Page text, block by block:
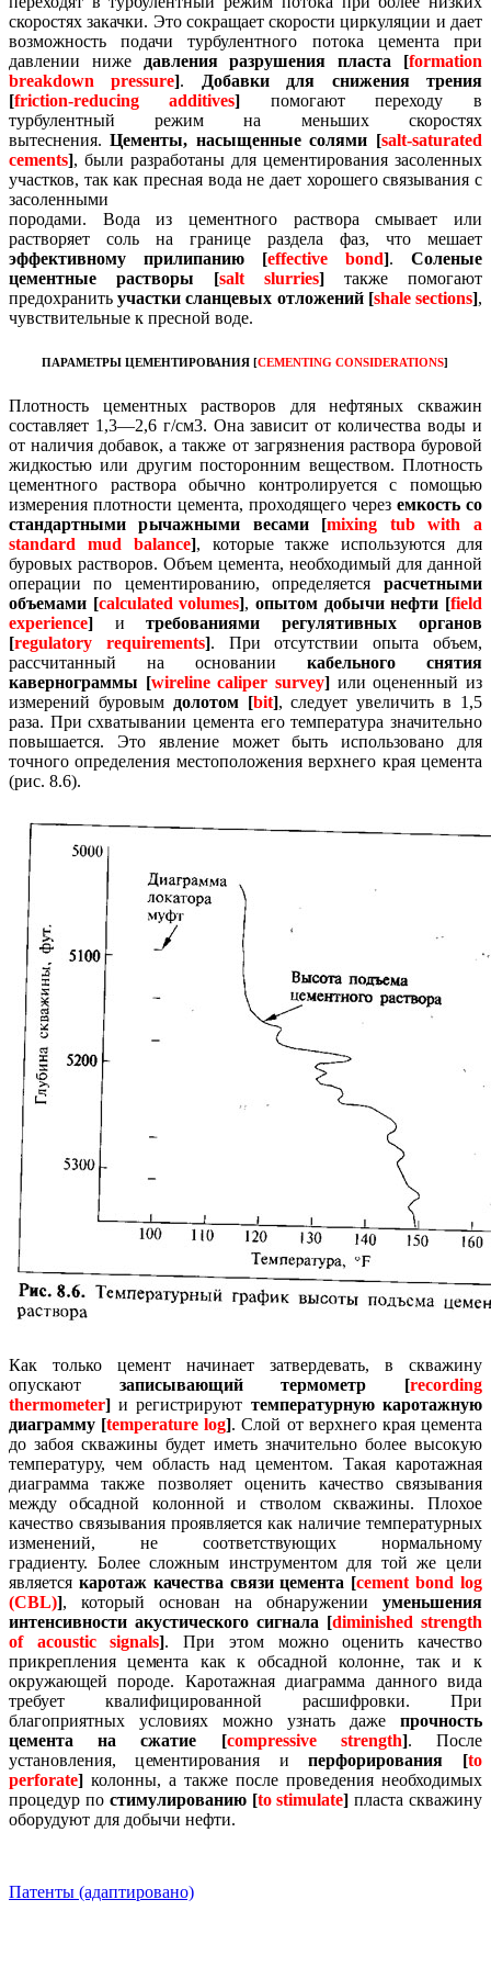
скоростях закачки. Это сокращает скорости циркуляции и дает
возможность подачи турбулентного потока цемента при
давлении ниже давления разрушения пласта [formation
breakdown pressure].
Добавки для снижения трения
[friction-reducing additives] помогают переходу в
турбулентный режим на меньших скоростях
вытеснения.Цементы, насыщенные солями [salt-saturated
cements], были разработаны для цементирования засоленных
участков, так как пресная вода не дает хорошего связывания с
засоленными
породами. Вода из цементного раствора смывает или
растворяет соль на границе раздела фаз, что мешает
эффективному прилипанию [effective bond]. Соленые
цементные растворы [salt slurries] также помогают
предохранитьучастки сланцевых отложений [shale sections],
чувствительные к пресной воде.
ПАРАМЕТРЫ ЦЕМЕНТИРОВАНИЯ [CEMENTING CONSIDERATIONS]
Плотность цементных растворов для нефтяных скважин
составляет 1,3—2,6 г/см3. Она зависит от количества воды и
от наличия добавок, а также от загрязнения раствора буровой
жидкостью или другим посторонним веществом. Плотность
цементного раствора обычно контролируется с помощью
измерения плотности цемента, проходящего через емкость со
стандартными рычажными весами [mixing tub with a
standard mud balance], которые также используются для
буровых растворов. Объем цемента, необходимый для данной
операции по цементированию, определяется расчетными
объемами [calculated volumes],опытом добычи нефти [field
experience] итребованиями регулятивных органов
[regulatory requirements]. При отсутствии опыта объем,
рассчитанный на основании кабельного снятия
кавернограммы [wireline caliper survey] или оцененный из
измерений буровым долотом [bit], следует увеличить в 1,5
раза. При схватывании цемента его температура значительно
повышается. Это явление может быть использовано для
точного определения местоположения верхнего края цемента
(рис. 8.6).
Как только цемент начинает затвердевать, в скважину
опускают записывающий термометр [recording
thermometer] и регистрируют температурную каротажную
диаграмму [temperature log].Слой от верхнего края цемента
до забоя скважины будет иметь значительно более высокую
температуру, чем область над цементом. Такая каротажная
диаграмма также позволяет оценить качество связывания
между обсадной колонной и стволом скважины. Плохое
качество связывания проявляется как наличие температурных
изменений, не соответствующих нормальному
градиенту. Более сложным инструментом для той же цели
является каротаж качества связи цемента [cement bond log
(CBL)], который основан на обнаружении уменьшения
интенсивности акустического сигнала [diminished strength
of acoustic signals].При этом можно оценить качество
прикрепления цемента как к обсадной колонне, так и к
окружающей породе. Каротажная диаграмма данного вида
требует квалифицированной расшифровки. При
благоприятных условиях можно узнать даже прочность
цемента на сжатие [compressive strength].После
установления, цементирования иперфорирования [to
perforate] колонны, а также после проведения необходимых
процедур по стимулированию [to stimulate] пласта скважину
оборудуют для добычи нефти.
Патенты (адаптировано)